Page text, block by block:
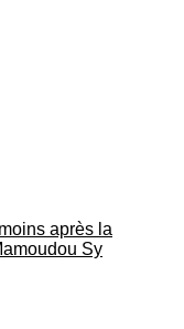
après la
Sy